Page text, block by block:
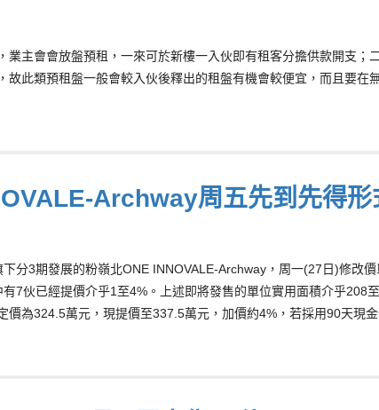
業主會會放盤預租，一來可於新樓一入伙即有租客分擔供款開支；
故此類預租盤一般會較入伙後釋出的租盤有機會較便宜，而且要在
Archway周五先到先得形
分3期發展的粉嶺北ONE INNOVALE-Archway，周一(27日)修改
7伙已經提價介乎1至4%。上述即將發售的單位實用面積介乎208
價為324.5萬元，現提價至337.5萬元，加價約4%，若採用90天現